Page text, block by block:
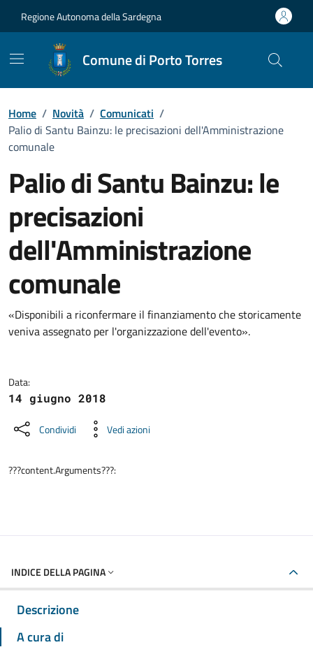
Regione Autonoma della Sardegna
Comune di Porto Torres
Home / Novità / Comunicati /
Palio di Santu Bainzu: le precisazioni dell'Amministrazione
comunale
Palio di Santu Bainzu: le
precisazioni
dell'Amministrazione
comunale
Dettagli della notizia
«Disponibili a riconfermare il finanziamento che storicamente
veniva assegnato per l'organizzazione dell'evento».
Data:
14 giugno 2018
Condividi Vedi azioni
???content.Arguments???:
INDICE DELLA PAGINA
Descrizione
A cura di